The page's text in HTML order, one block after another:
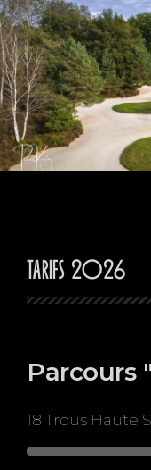
Tarifs 2026
Parcours
18 Trous Haute